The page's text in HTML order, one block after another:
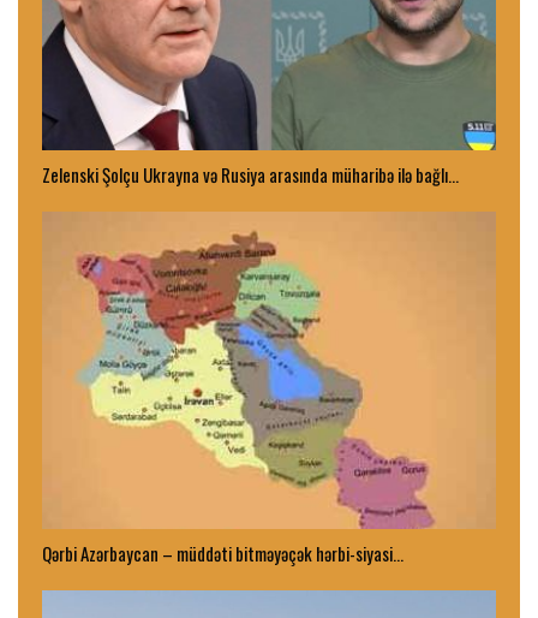
Zelenski Şolçu Ukrayna və Rusiya arasında müharibə ilə bağlı…
Qərbi Azərbaycan – müddəti bitməyəçək hərbi-siyasi…